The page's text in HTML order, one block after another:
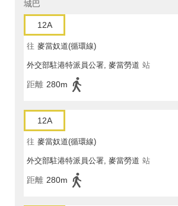
城巴
12A
往 麥當奴道(循環線)
外交部駐港特派員公署, 麥當勞道 站
距離 280m
12A
往 麥當奴道(循環線)
外交部駐港特派員公署, 麥當勞道 站
距離 280m